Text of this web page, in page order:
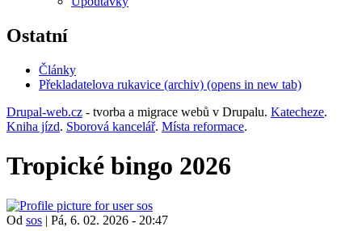
Ostatní
Články
Překladatelova rukavice (archiv) (opens in new tab)
Drupal-web.cz - tvorba a migrace webů v Drupalu. Katecheze.
Kniha jízd. Sborová kancelář. Místa reformace.
Tropické bingo 2026
Od sos | Pá, 6. 02. 2026 - 20:47